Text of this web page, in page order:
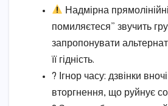
Надмірна
помиляєтеся” звучить
запропонувати
її гідність.
?️ Ігнор часу: дзвінки
вторгнення, що руйнує